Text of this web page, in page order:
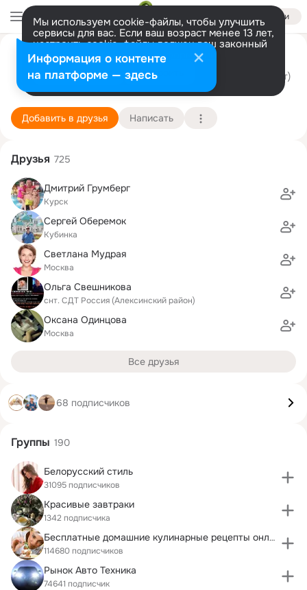
Войти
Мы используем cookie-файлы, чтобы улучшить
сервисы для вас. Если ваш возраст менее 13 лет,
настроить cookie-файлы должен ваш законный
представитель. Больше информации
Разрешить все Настроить
Бизнес услуги Мелор
г. Наро-Фоминск (Наро-Фоминский район)
17 сентября (36 лет)
9 школа
Подробнее
Добавить в друзья Написать
Друзья 725
Дмитрий Грумберг
Курск
Сергей Оберемок
Кубинка
Светлана Мудрая
Москва
Ольга Свешникова
снт. СДТ Россия (Алексинский район)
Оксана Одинцова
Москва
Все друзья
68 подписчиков
Группы 190
Белорусский стиль
31095 подписчиков
Красивые завтраки
1342 подписчика
Бесплатные домашние кулинарные рецепты онлайн.
114680 подписчиков
Рынок Авто Техника
74641 подписчик
Информация о контенте
на платформе — здесь